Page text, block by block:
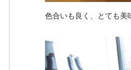
色合いも良く、とても美